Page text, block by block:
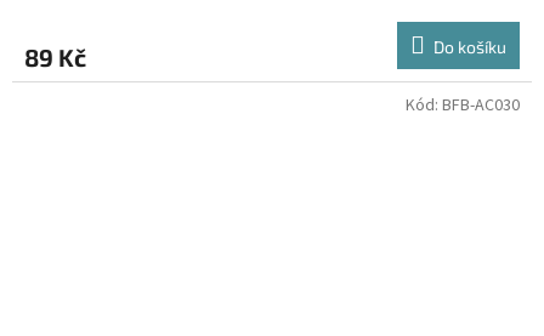
89 Kč Do košíku
Kód: BFB-AC030